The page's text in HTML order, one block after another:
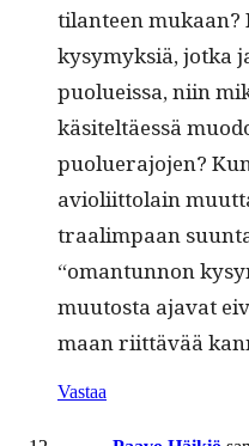
tilanteen mukaan?
kysymyk­siä, jot­ka
puolueis­sa, niin
käsiteltäessä
puoluer­a­jo­jen?
avi­o­li­it­to­lain
traalimpaan
“oman­tun­non
muu­tos­ta aja­vat
maan riit­tävää
Vastaa